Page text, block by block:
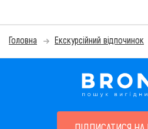
Головна Екскурсійний відпочинок